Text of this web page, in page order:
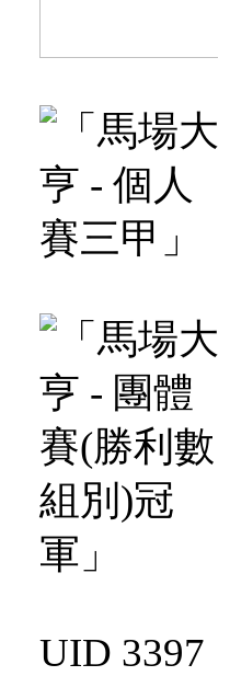
UID 3397